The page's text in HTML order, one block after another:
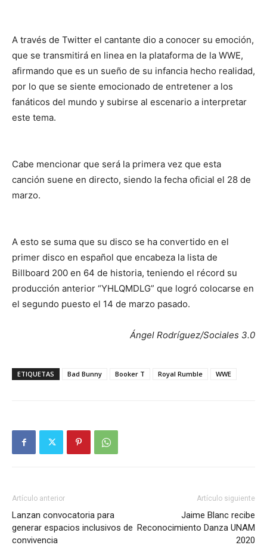
A través de Twitter el cantante dio a conocer su emoción,
que se transmitirá en linea en la plataforma de la WWE,
afirmando que es un sueño de su infancia hecho realidad,
por lo que se siente emocionado de entretener a los
fanáticos del mundo y subirse al escenario a interpretar
este tema.
Cabe mencionar que será la primera vez que esta
canción suene en directo, siendo la fecha oficial el 28 de
marzo.
A esto se suma que su disco se ha convertido en el
primer disco en español que encabeza la lista de
Billboard 200 en 64 de historia, teniendo el récord su
producción anterior “YHLQMDLG” que logró colocarse en
el segundo puesto el 14 de marzo pasado.
Ángel Rodríguez/Sociales 3.0
ETIQUETAS Bad Bunny Booker T Royal Rumble WWE
Artículo anterior
Lanzan convocatoria para
generar espacios inclusivos de
convivencia
Artículo siguiente
Jaime Blanc recibe
Reconocimiento Danza UNAM
2020